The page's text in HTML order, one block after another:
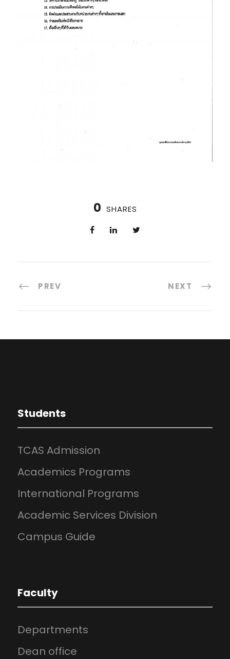
0 SHARES
PREV NEXT
Students
TCAS Admission
Academics Programs
International Programs
Academic Services Division
Campus Guide
Faculty
Departments
Dean office